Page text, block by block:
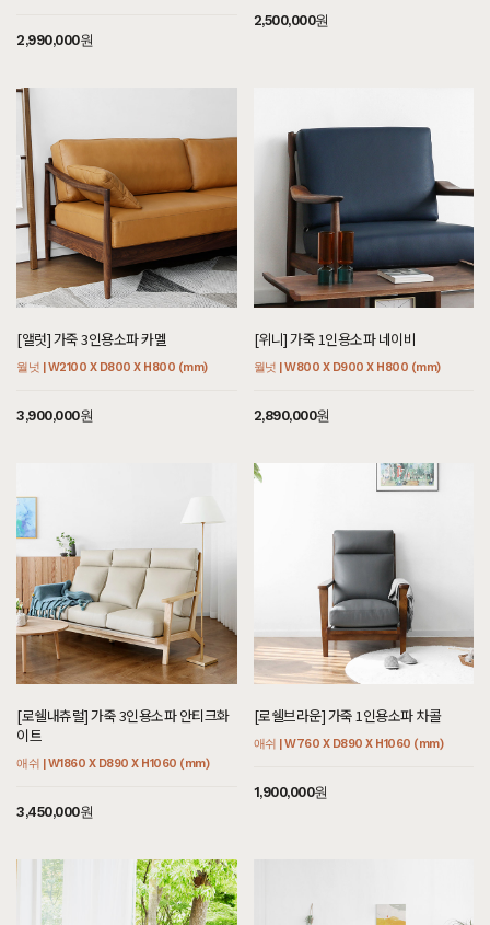
2,990,000원
2,500,000원
[앨럿] 가죽 3인용소파 카멜
월넛 | W2100 X D800 X H800 (mm)
3,900,000원
[위니] 가죽 1인용소파 네이비
월넛 | W800 X D900 X H800 (mm)
2,890,000원
[로쉘내츄럴] 가죽 3인용소파 안티크화
이트
애쉬 | W1860 X D890 X H1060 (mm)
3,450,000원
[로쉘브라운] 가죽 1인용소파 차콜
애쉬 | W760 X D890 X H1060 (mm)
1,900,000원